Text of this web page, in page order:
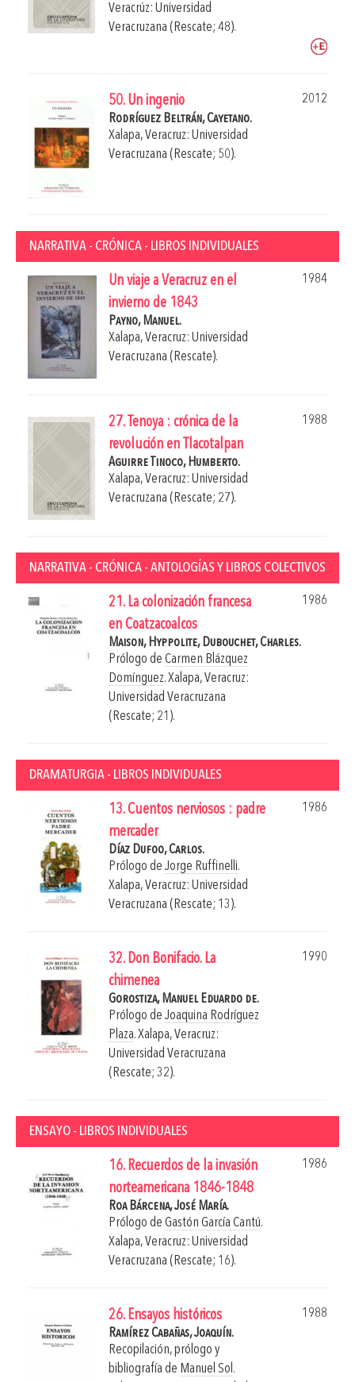
Veracrúz: Universidad
Veracruzana (Rescate; 48).
50. Un ingenio
2012
Rodríguez Beltrán, Cayetano.
Xalapa, Veracruz: Universidad
Veracruzana (Rescate; 50).
NARRATIVA - CRÓNICA - LIBROS INDIVIDUALES
Un viaje a Veracruz en el
invierno de 1843
1984
Payno, Manuel.
Xalapa, Veracruz: Universidad
Veracruzana (Rescate).
27. Tenoya : crónica de la
revolución en Tlacotalpan
1988
Aguirre Tinoco, Humberto.
Xalapa, Veracruz: Universidad
Veracruzana (Rescate; 27).
NARRATIVA - CRÓNICA - ANTOLOGÍAS Y LIBROS COLECTIVOS
21. La colonización francesa
en Coatzacoalcos
1986
Maison, Hyppolite, Dubouchet, Charles.
Prólogo de Carmen Blázquez
Domínguez.Xalapa, Veracruz:
Universidad Veracruzana
(Rescate; 21).
DRAMATURGIA - LIBROS INDIVIDUALES
13. Cuentos nerviosos : padre
mercader
1986
Díaz Dufoo, Carlos.
Prólogo de Jorge Ruffinelli.
Xalapa, Veracruz: Universidad
Veracruzana (Rescate; 13).
32. Don Bonifacio. La
chimenea
1990
Gorostiza, Manuel Eduardo de.
Prólogo de Joaquina Rodríguez
Plaza.Xalapa, Veracruz:
Universidad Veracruzana
(Rescate; 32).
ENSAYO - LIBROS INDIVIDUALES
16. Recuerdos de la invasión
norteamericana 1846-1848
1986
Roa Bárcena, José María.
Prólogo de Gastón García Cantú.
Xalapa, Veracruz: Universidad
Veracruzana (Rescate; 16).
26. Ensayos históricos
1988
Ramírez Cabañas, Joaquín.
Recopilación, prólogo y
bibliografía de Manuel Sol .